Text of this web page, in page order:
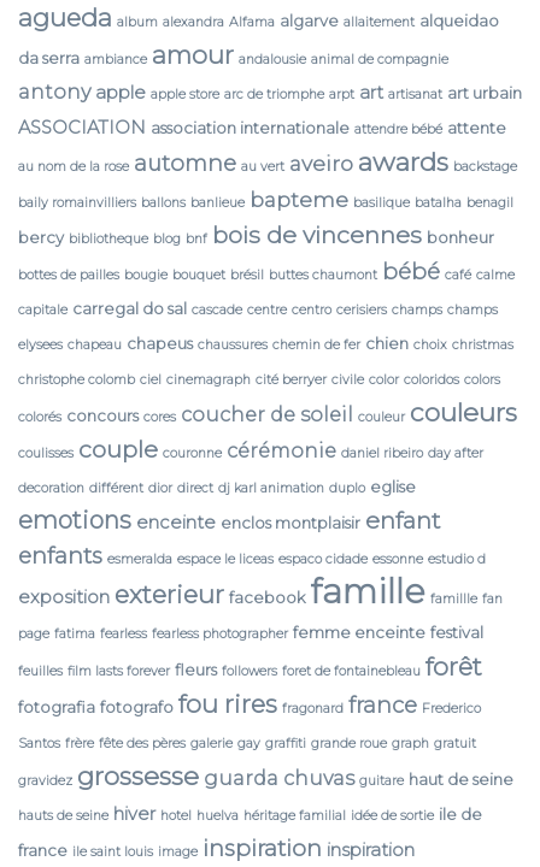
agueda album alexandra Alfama algarve allaitement alqueidao
da serra ambiance amour andalousie animal de compagnie
antony apple apple store arc de triomphe arpt art artisanat art urbain
ASSOCIATION association internationale attendre bébé attente
au nom de la rose automne au vert aveiro awards backstage
baily romainvilliers ballons banlieue bapteme basilique batalha benagil
bercy bibliotheque blog bnf bois de vincennes bonheur
bottes de pailles bougie bouquet brésil buttes chaumont bébé café calme
capitale carregal do sal cascade centre centro cerisiers champs champs
elysees chapeau chapeus chaussures chemin de fer chien choix christmas
christophe colomb ciel cinemagraph cité berryer civile color coloridos colors
colorés concours cores coucher de soleil couleur couleurs
coulisses couple couronne cérémonie daniel ribeiro day after
decoration différent dior direct dj karl animation duplo eglise
emotions enceinte enclos montplaisir enfant
enfants esmeralda espace le liceas espaco cidade essonne estudio d
exposition exterieur facebook famille famillle fan
page fatima fearless fearless photographer femme enceinte festival
feuilles film lasts forever fleurs followers foret de fontainebleau forêt
fotografia fotografo fou rires fragonard france Frederico
Santos frère fête des pères galerie gay graffiti grande roue graph gratuit
gravidez grossesse guarda chuvas guitare haut de seine
hauts de seine hiver hotel huelva héritage familial idée de sortie ile de
france ile saint louis image inspiration inspiration